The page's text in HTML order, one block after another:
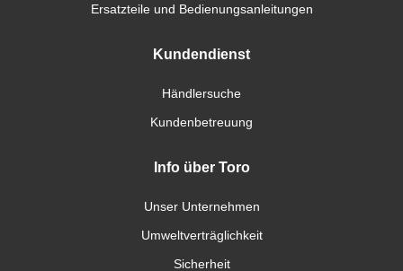
Ersatzteile und Bedienungsanleitungen
Kundendienst
Händlersuche
Kundenbetreuung
Info über Toro
Unser Unternehmen
Umweltverträglichkeit
Sicherheit